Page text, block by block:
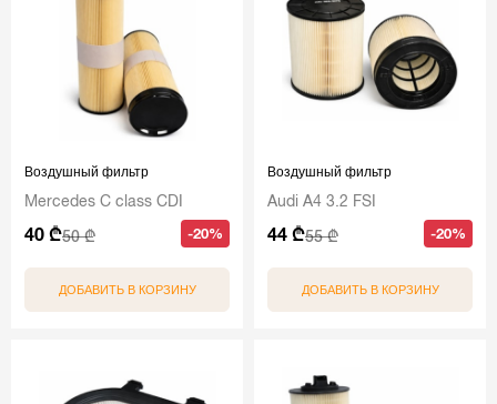
Воздушный фильтр
Mercedes C class CDI
40 ₾50 ₾ -20%
ДОБАВИТЬ В КОРЗИНУ
Воздушный фильтр
Audi A4 3.2 FSI
44 ₾55 ₾ -20%
ДОБАВИТЬ В КОРЗИНУ